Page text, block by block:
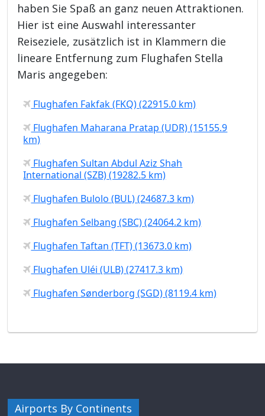
haben Sie Spaß an ganz neuen Attraktionen.
Hier ist eine Auswahl interessanter
Reiseziele, zusätzlich ist in Klammern die
lineare Entfernung zum Flughafen Stella
Maris angegeben:
Flughafen Fakfak (FKQ) (22915.0 km)
Flughafen Maharana Pratap (UDR) (15155.9
km)
Flughafen Sultan Abdul Aziz Shah
International (SZB) (19282.5 km)
Flughafen Bulolo (BUL) (24687.3 km)
Flughafen Selbang (SBC) (24064.2 km)
Flughafen Taftan (TFT) (13673.0 km)
Flughafen Uléi (ULB) (27417.3 km)
Flughafen Sønderborg (SGD) (8119.4 km)
Airports By Continents